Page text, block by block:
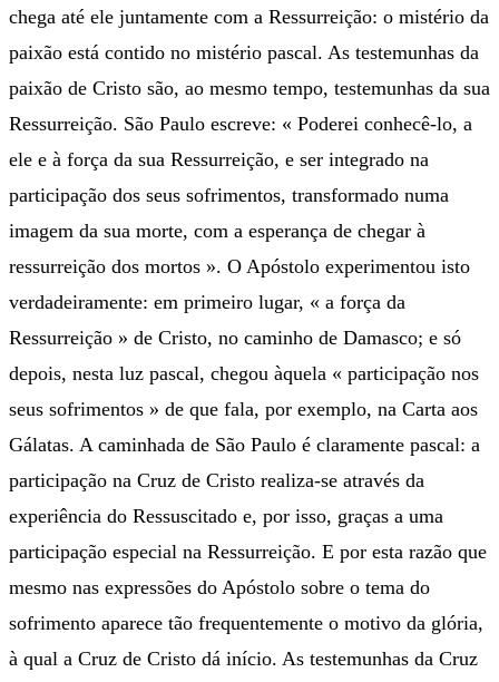
chega até ele juntamente com a Ressurreição: o mistério da
paixão está contido no mistério pascal. As testemunhas da
paixão de Cristo são, ao mesmo tempo, testemunhas da sua
Ressurreição. São Paulo escreve: « Poderei conhecê-lo, a
ele e à força da sua Ressurreição, e ser integrado na
participação dos seus sofrimentos, transformado numa
imagem da sua morte, com a esperança de chegar à
ressurreição dos mortos ». O Apóstolo experimentou isto
verdadeiramente: em primeiro lugar, « a força da
Ressurreição » de Cristo, no caminho de Damasco; e só
depois, nesta luz pascal, chegou àquela « participação nos
seus sofrimentos » de que fala, por exemplo, na Carta aos
Gálatas. A caminhada de São Paulo é claramente pascal: a
participação na Cruz de Cristo realiza-se através da
experiência do Ressuscitado e, por isso, graças a uma
participação especial na Ressurreição. E por esta razão que
mesmo nas expressões do Apóstolo sobre o tema do
sofrimento aparece tão frequentemente o motivo da glória,
à qual a Cruz de Cristo dá início. As testemunhas da Cruz